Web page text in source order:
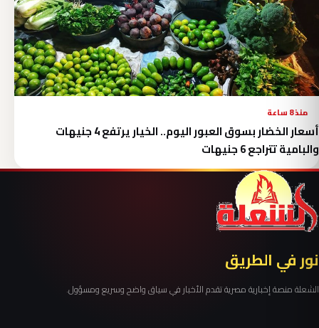
منذ 8 ساعة
أسعار الخضار بسوق العبور اليوم.. الخيار يرتفع 4 جنيهات
والبامية تتراجع 6 جنيهات
نور في الطريق
الشعلة منصة إخبارية مصرية تقدم الأخبار في سياق واضح وسريع ومسؤول.